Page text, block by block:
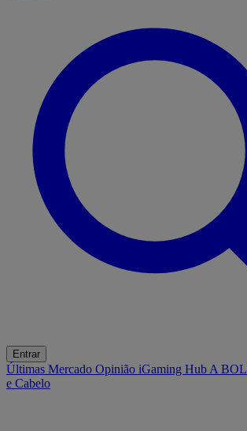
Entrar
Últimas Mercado Opinião iGaming Hub A
e Cabelo